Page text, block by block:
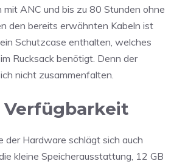
ANC und bis zu 80 Stunden ohne
den bereits erwähnten Kabeln ist
Schutzcase enthalten, welches
Rucksack benötigt. Denn der
nicht zusammenfalten.
Verfügbarkeit
der Hardware schlägt sich auch
kleine Speicherausstattung, 12 GB